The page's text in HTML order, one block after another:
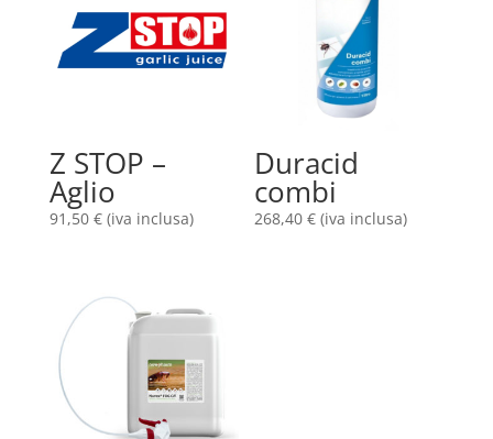
Z STOP –
Aglio
91,50 € (iva inclusa)
Duracid
combi
268,40€ (iva inclusa)